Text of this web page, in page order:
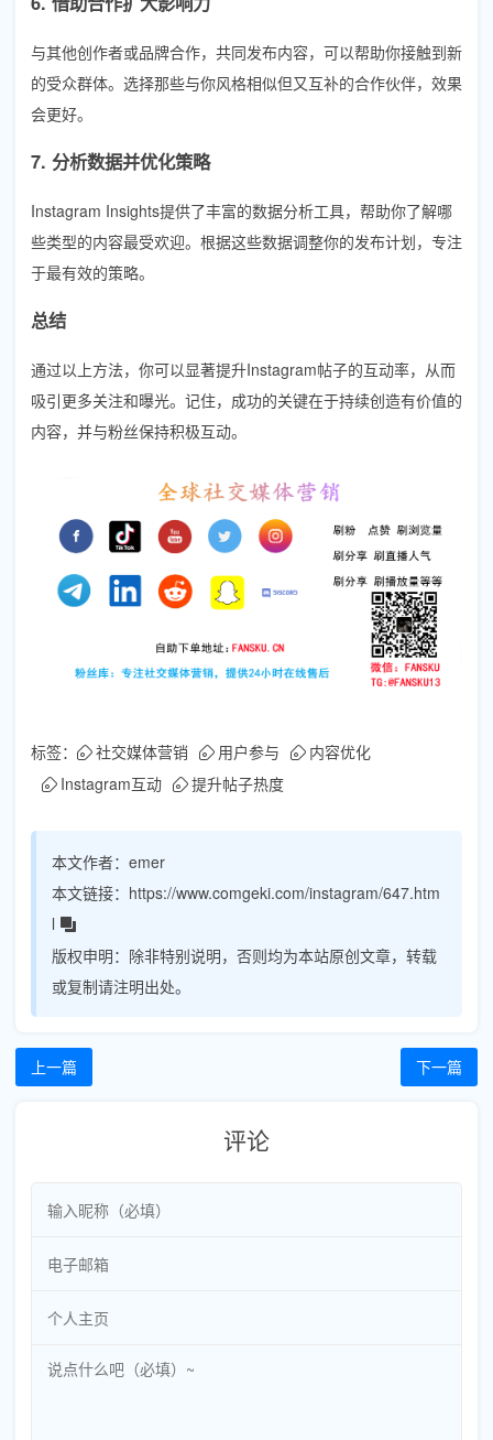
与其他创作者或品牌合作，共同发布内容，可以帮助你接触到新
的受众群体。选择那些与你风格相似但又互补的合作伙伴，效果
会更好。
7. 分析数据并优化策略
Instagram Insights提供了丰富的数据分析工具，帮助你了解哪
些类型的内容最受欢迎。根据这些数据调整你的发布计划，专注
于最有效的策略。
总结
通过以上方法，你可以显著提升Instagram帖子的互动率，从而
吸引更多关注和曝光。记住，成功的关键在于持续创造有价值的
内容，并与粉丝保持积极互动。
标签： 社交媒体营销 用户参与
内容优化
Instagram互动
提升帖子热度
本文作者： emer
本文链接： https://www.comgeki.com/instagram/647.htm
l
版权申明： 除非特别说明，否则均为本站原创文章，转载
或复制请注明出处。
上一篇 下一篇
评论